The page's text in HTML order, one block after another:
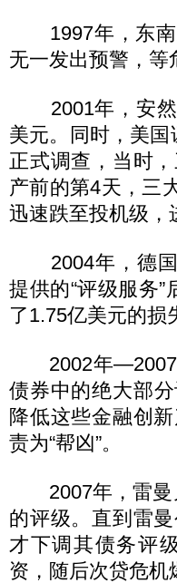
1997年，东南
无一发出预警，
2001年，安然
美元。同时，美
正式调查，当时
产前的第4天，三
迅速跌至投机级，
2004年，德国
提供的“评级服务
了1.75亿美元的损
2002年—2007
债券中的绝大部
降低这些金融创
责为“帮凶”。
2007年，雷曼
的评级。直到雷
才下调其债务评
资，随后次贷危机